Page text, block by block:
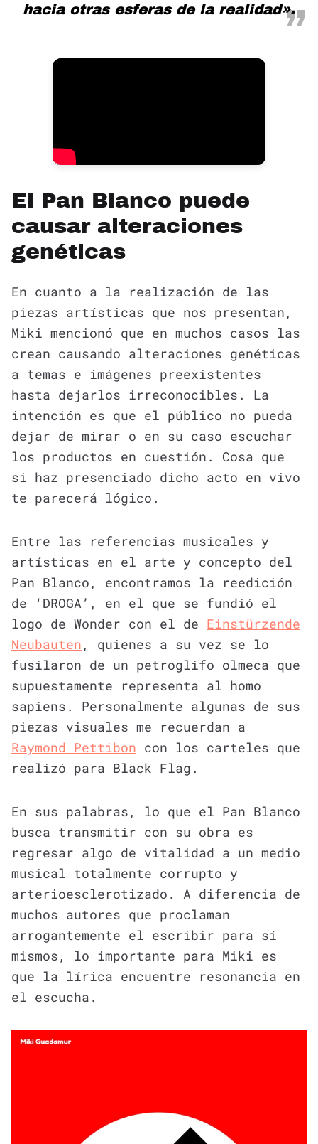
hacia otras esferas de la realidad».
El Pan Blanco puede
causar alteraciones
genéticas
En cuanto a la realización de las
piezas artísticas que nos presentan,
Miki mencionó que en muchos casos las
crean causando alteraciones genéticas
a temas e imágenes preexistentes
hasta dejarlos irreconocibles. La
intención es que el público no pueda
dejar de mirar o en su caso escuchar
los productos en cuestión. Cosa que
si haz presenciado dicho acto en vivo
te parecerá lógico.
Entre las referencias musicales y
artísticas en el arte y concepto del
Pan Blanco, encontramos la reedición
de ‘DROGA’, en el que se fundió el
logo de Wonder con el de Einstürzende
Neubauten , quienes a su vez se lo
fusilaron de un petroglifo olmeca que
supuestamente representa al homo
sapiens. Personalmente algunas de sus
piezas visuales me recuerdan a
Raymond Pettibon con los carteles que
realizó para Black Flag.
En sus palabras, lo que el Pan Blanco
busca transmitir con su obra es
regresar algo de vitalidad a un medio
musical totalmente corrupto y
arterioesclerotizado. A diferencia de
muchos autores que proclaman
arrogantemente el escribir para sí
mismos, lo importante para Miki es
que la lírica encuentre resonancia en
el escucha.